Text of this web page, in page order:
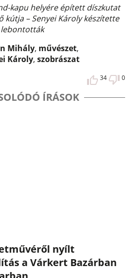
kapu helyére épített díszkutat
kútja – Senyei Károly készítette
lebontották
Mihály, művészet,
Károly,szobrászat
34 0
ÍRÁSOK
nyílt
a Várkert Bazárban